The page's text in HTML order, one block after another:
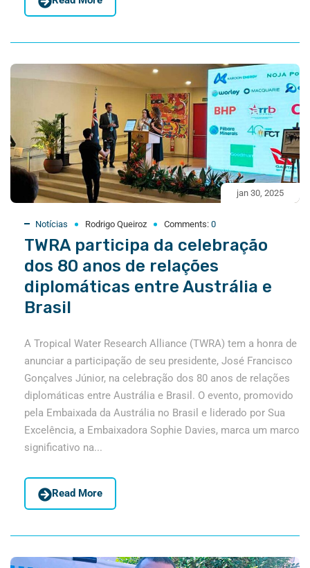
jan 30, 2025
Notícias Rodrigo Queiroz Comments: 0
TWRA participa da celebração
dos 80 anos de relações
diplomáticas entre Austrália e
Brasil
A Tropical Water Research Alliance (TWRA) tem a honra de
anunciar a participação de seu presidente, José Francisco
Gonçalves Júnior, na celebração dos 80 anos de relações
diplomáticas entre Austrália e Brasil. O evento, promovido
pela Embaixada da Austrália no Brasil e liderado por Sua
Excelência, a Embaixadora Sophie Davies, marca um marco
significativo na...
Read More